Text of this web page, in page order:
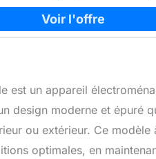
Cave à Vin 24
est un appareil
design moderne et épuré
ou extérieur. Ce
optimales, en